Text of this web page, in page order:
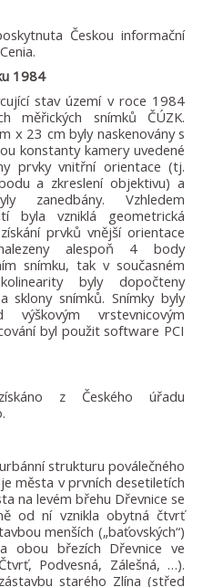
Českou informační
1984
stav území v roce 1984
měřických snímků ČÚZK.
x 23 cm byly naskenovány s
konstanty kamery uvedené
prvky vnitřní orientace (tj.
a zkreslení objektivu) a
zanedbány. Vzhledem
byla vzniklá geometrická
prvků vnější orientace
alespoň 4 body
snímku, tak v současném
byly dopočteny
sklony snímků. Snímky byly
vrstevnicovým
byl použit software PCI
z Českého úřadu
strukturu poválečného
města v prvních desetiletích
na levém břehu Dřevnice se
od ní vznikla obytná čtvrť
menších („baťovských“)
obou březích Dřevnice ve
Podvesná, Zálešná, …).
starého Zlína (střed